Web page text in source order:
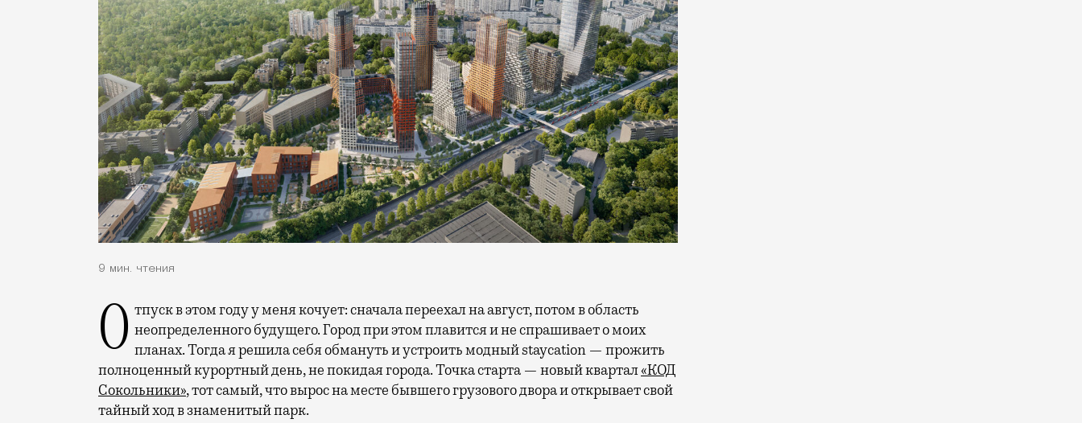
9 мин. чтения
Отпуск в этом году у меня кочует: сначала переехал на август, потом в область неопределенного будущего. Город при этом плавится и не спрашивает о моих
планах. Тогда я решила себя обмануть и устроить модный staycation — прожить
полноценный курортный день, не покидая города. Точка старта — новый квартал«КОД
Сокольники», тот самый, что вырос на месте бывшего грузового двора и открывает свой
тайный ход в знаменитый парк.